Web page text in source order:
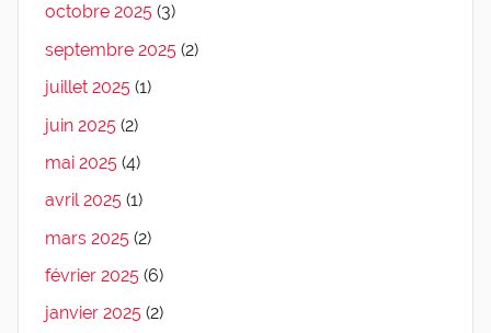
octobre 2025 (3)
septembre 2025 (2)
juillet 2025 (1)
juin 2025 (2)
mai 2025 (4)
avril 2025 (1)
mars 2025 (2)
février 2025 (6)
janvier 2025 (2)